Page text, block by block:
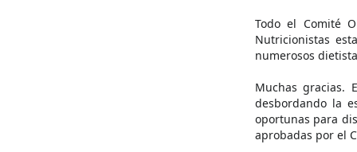
Todo el Comité
Nutricionistas
numerosos
Muchas gracias.
desbordando la
oportunas para
aprobadas por el